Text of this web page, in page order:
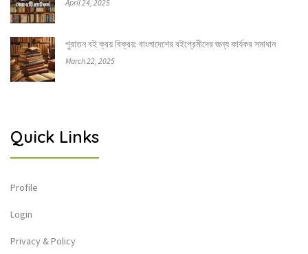
April 24, 2025
পুরাতন বই ক্রয় বিক্রয়: বাংলাদেশের বইপ্রেমীদের জন্য কার্যকর সমাধান
March 22, 2025
Quick Links
Profile
Login
Privacy & Policy